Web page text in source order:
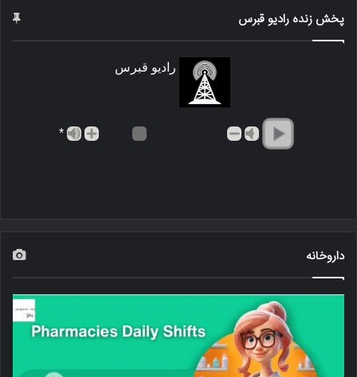
پخش زنده رادیو قبرس
رادیو قبرس
*
داروخانه